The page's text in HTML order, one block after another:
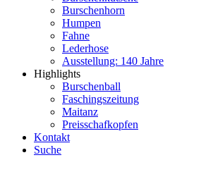
Burschenhorn
Humpen
Fahne
Lederhose
Ausstellung: 140 Jahre
Highlights
Burschenball
Faschingszeitung
Maitanz
Preisschafkopfen
Kontakt
Suche